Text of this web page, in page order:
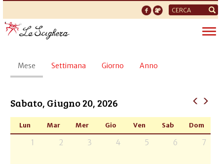
Form
di
ricerca
Schede
primarie
Mese (scheda
attiva)
Settimana Giorno Anno
Sabato, Giugno 20, 2026
Lun Mar Mer Gio Ven Sab Dom
1 2 3 4 5 6 7